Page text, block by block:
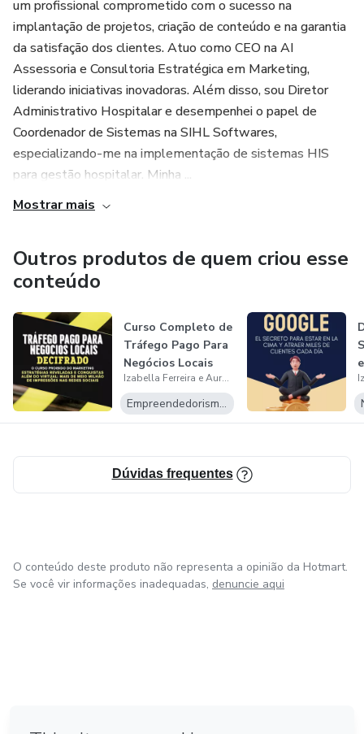
um profissional comprometido com o sucesso na
implantação de projetos, criação de conteúdo e na garantia
da satisfação dos clientes. Atuo como CEO na AI
Assessoria e Consultoria Estratégica em Marketing,
liderando iniciativas inovadoras. Além disso, sou Diretor
Administrativo Hospitalar e desempenhei o papel de
Coordenador de Sistemas na SIHL Softwares,
especializando-me na implementação de sistemas HIS
para gestão hospitalar. Minha ...
Mostrar mais
Outros produtos de quem criou esse
conteúdo
Curso Completo de
Tráfego Pago Para
Negócios Locais
Decifrad...
Izabella Ferreira e Auro Oliveira
Empreendedorismo Digital
Dúvidas frequentes
O conteúdo deste produto não representa a opinião da Hotmart.
Se você vir informações inadequadas, denuncie aqui